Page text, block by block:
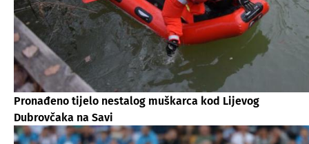
Pronađeno tijelo nestalog muškarca kod Lijevog
Dubrovčaka na Savi